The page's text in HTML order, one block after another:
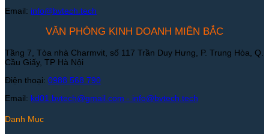
Email: info@bvtech.tech
VĂN PHÒNG KINH DOANH MIỀN BẮC
Tầng 7, Tòa nhà Charmvit, số 117 Trần Duy Hưng, P. Trung Hòa, Q.
Cầu Giấy, TP Hà Nội
Điện thoại: 0988 568 790
Email: kd01.bvtech@gmail.com - info@bvtech.tech
Danh Mục